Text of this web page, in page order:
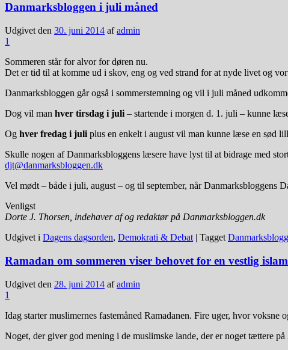
Danmarksbloggen i juli måned
Udgivet den 30. juni 2014 afadmin
1
Sommeren står for alvor for døren nu.
Det er tid til at komme ud i skov, eng og ved strand for at nyde livet og
Danmarksbloggen går også i sommerstemning og vil i juli måned
Dog vil man hver tirsdag i juli – startende i morgen d. 1. juli – kunne
Og hver fredag i juli plus en enkelt i august vil man kunne læse en sød
Skulle nogen af Danmarksbloggens læsere have lyst til at bidrage med
djt@danmarksbloggen.dk
Vel mødt – både i juli, august – og til september, når Danmarksbloggens
Venligst
Dorte J. Thorsen, indehaver af og redaktør på Danmarksbloggen.dk
Udgivet i Dagens dagsorden, Demokrati & Debat | Tagget
Ramadan om sommeren viser behovet for en vestlig islam
Udgivet den 28. juni 2014 afadmin
1
Idag starter muslimernes fastemåned Ramadanen. Fire uger, hvor
Noget, der giver god mening i de muslimske lande, der er noget tættere